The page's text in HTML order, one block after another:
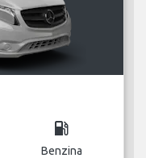
local_gas_station
Benzina